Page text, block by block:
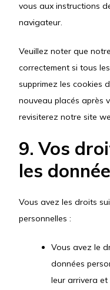
vous aux instructions
navigateur.
Veuillez noter que
correctement si tous
supprimez les cookies
nouveau placés après
revisiterez notre site
9. Vos
les
Vous avez les droits
personnelles :
Vous avez le
données
leur arrivera et